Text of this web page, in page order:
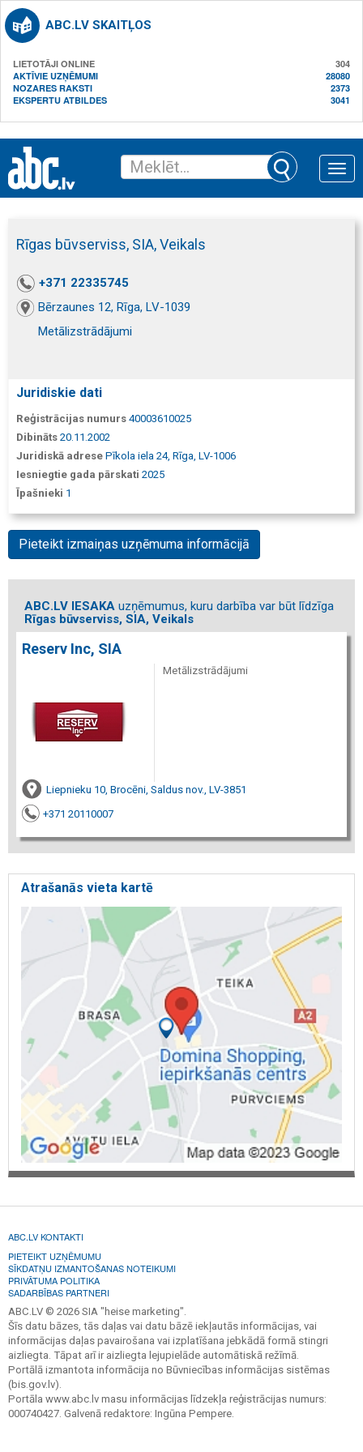
ABC.LV SKAITĻOS
LIETOTĀJI ONLINE
304
AKTĪVIE UZŅĒMUMI
28080
NOZARES RAKSTI
2373
EKSPERTU ATBILDES
3041
Toggle
Rīgas būvserviss, SIA, Veikals
+371 22335745
Bērzaunes 12, Rīga, LV-1039
Metālizstrādājumi
Juridiskie dati
Reģistrācijas numurs 40003610025
Dibināts 20.11.2002
Juridiskā adrese Pīkola iela 24, Rīga, LV-1006
Iesniegtie gada pārskati 2025
Īpašnieki 1
Pieteikt izmaiņas uzņēmuma informācijā
ABC.LV IESAKA uzņēmumus, kuru darbība var būt līdzīga
Rīgas būvserviss, SIA, Veikals
Reserv Inc, SIA
Metālizstrādājumi
Liepnieku 10, Brocēni, Saldus nov., LV-3851
+371 20110007
Atrašanās vieta kartē
ABC.LV KONTAKTI
PIETEIKT UZŅĒMUMU
SĪKDATŅU IZMANTOŠANAS NOTEIKUMI
PRIVĀTUMA POLITIKA
SADARBĪBAS PARTNERI
ABC.LV © 2026 SIA "heise marketing".
Šīs datu bāzes, tās daļas vai datu bāzē iekļautās informācijas, vai
informācijas daļas pavairošana vai izplatīšana jebkādā formā stingri
aizliegta. Tāpat arī ir aizliegta lejupielāde automātiskā režīmā.
Portālā izmantota informācija no Būvniecības informācijas sistēmas
(bis.gov.lv).
Portāla www.abc.lv masu informācijas līdzekļa reģistrācijas numurs:
000740427. Galvenā redaktore: Ingūna Pempere.